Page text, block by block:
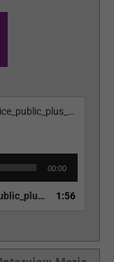
France Culture vers_un_service_public_plus_humain.mp3
00:00
1:56